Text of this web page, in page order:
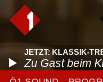
JETZT: KLASSIK-
Zu Gast beim